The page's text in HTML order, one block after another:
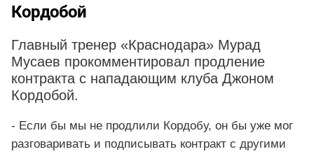
Кордобой
Главный тренер «Краснодара» Мурад
Мусаев прокомментировал продление
контракта с нападающим клуба Джоном
Кордобой.
- Если бы мы не продлили Кордобу, он бы уже мог
разговаривать и подписывать контракт с другими